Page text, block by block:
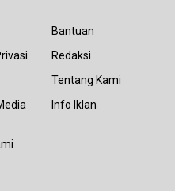
Bantuan
Redaksi
Tentang Kami
Info Iklan